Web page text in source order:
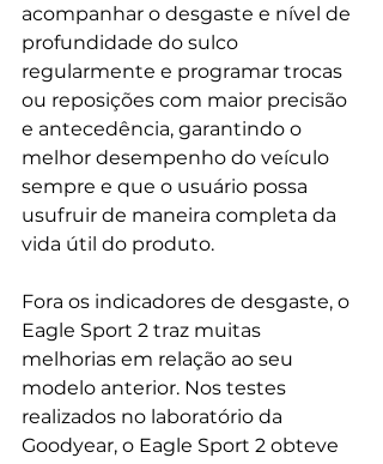
acompanhar o desgaste e nível de
profundidade do sulco
regularmente e programar trocas
ou reposições com maior precisão
e antecedência, garantindo o
melhor desempenho do veículo
sempre e que o usuário possa
usufruir de maneira completa da
vida útil do produto.
Fora os indicadores de desgaste, o
Eagle Sport 2 traz muitas
melhorias em relação ao seu
modelo anterior. Nos testes
realizados no laboratório da
Goodyear, o Eagle Sport 2 obteve